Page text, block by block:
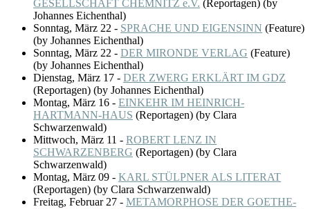
GESELLSCHAFT CHEMNITZ e.V. (Reportagen) (by
Johannes Eichenthal)
Sonntag, März 22 - SPRACHE UND EIGENSINN (Feature)
(by Johannes Eichenthal)
Sonntag, März 22 - DER MIRONDE VERLAG (Feature)
(by Johannes Eichenthal)
Dienstag, März 17 - DER ZWERG ERKLÄRT IM GDZ
(Reportagen) (by Johannes Eichenthal)
Montag, März 16 - EINKEHR IM HEINRICH-
HARTMANN-HAUS (Reportagen) (by Clara
Schwarzenwald)
Mittwoch, März 11 - ROBERT LENZ IN
SCHWARZENBERG (Reportagen) (by Clara
Schwarzenwald)
Montag, März 09 - KARL STÜLPNER ALS LITERAT
(Reportagen) (by Clara Schwarzenwald)
Freitag, Februar 27 - METAMORPHOSE DER GOETHE-